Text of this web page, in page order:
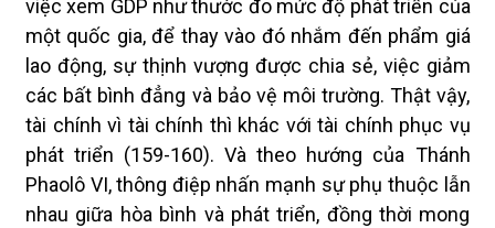
việc xem GDP như thước đo mức độ phát triển của
một quốc gia, để thay vào đó nhắm đến phẩm giá
lao động, sự thịnh vượng được chia sẻ, việc giảm
các bất bình đẳng và bảo vệ môi trường. Thật vậy,
tài chính vì tài chính thì khác với tài chính phục vụ
phát triển (159-160). Và theo hướng của Thánh
Phaolô VI, thông điệp nhấn mạnh sự phụ thuộc lẫn
nhau giữa hòa bình và phát triển, đồng thời mong